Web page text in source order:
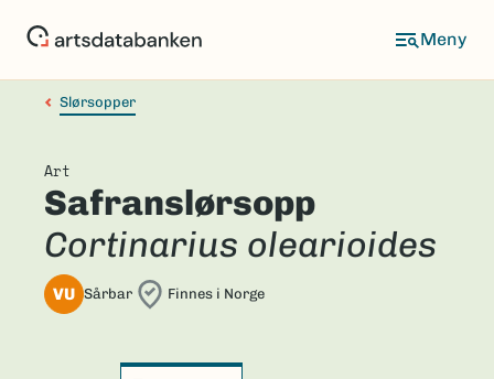
Slørsopper
Art
Safranslørsopp
Cortinarius olearioides
VU Sårbar Finnes i Norge